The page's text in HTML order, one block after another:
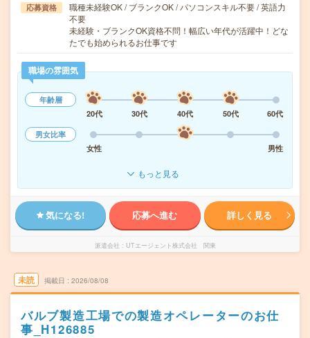
応募資格
職種未経験OK / ブランクOK / パソコンスキル不要 / 英語力
不要
未経験・ブランクOK資格不問！幅広い年代が活躍中！どな
たでも始められるお仕事です
職場の雰囲気
年齢層
20代
30代 40代 50代
60代
男女比率
女性
男性
もっと見る
気になる! 応募へ進む 詳しく見る
派遣会社 UTエージェント株式会社 関東
未読 掲載日 2026/08/08
バルブ製造工場での製造オペレーターのお仕
事_H126885